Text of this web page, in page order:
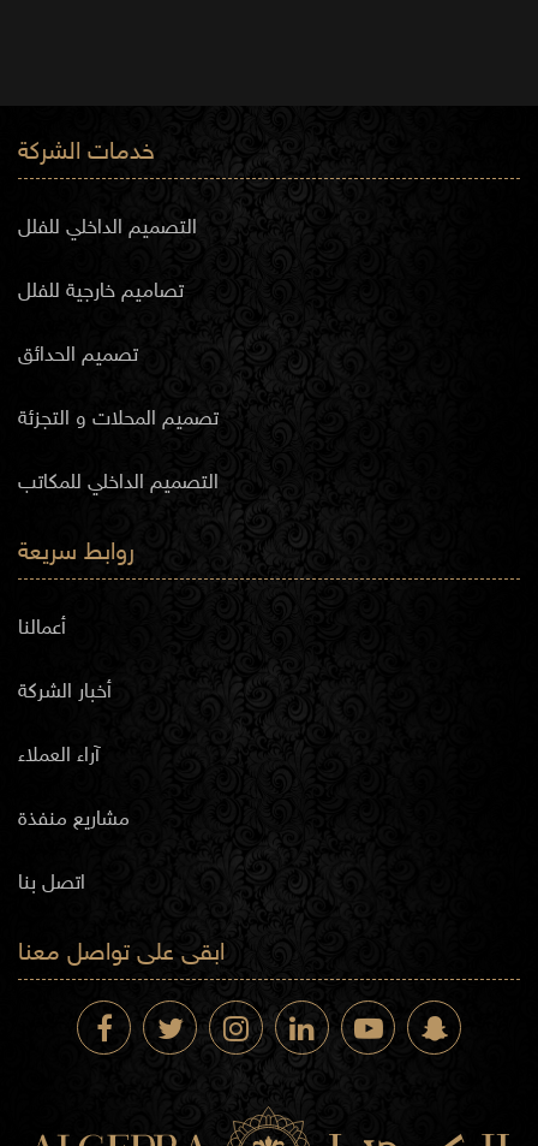
خدمات الشركة
التصميم الداخلي للفلل
تصاميم خارجية للفلل
تصميم الحدائق
تصميم المحلات و التجزئة
التصميم الداخلي للمكاتب
روابط سريعة
أعمالنا
أخبار الشركة
آراء العملاء
مشاريع منفذة
اتصل بنا
ابقى على تواصل معنا